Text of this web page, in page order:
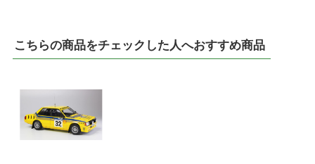
こちらの商品をチェックした人へおすすめ商品